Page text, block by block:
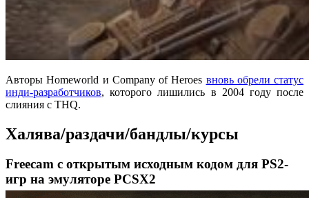
Авторы Homeworld и Company of Heroes вновь обрели статус
инди-разработчиков, которого лишились в 2004 году после
слияния с THQ.
Халява/раздачи/бандлы/курсы
Freecam с открытым исходным кодом для PS2-
игр на эмуляторе PCSX2